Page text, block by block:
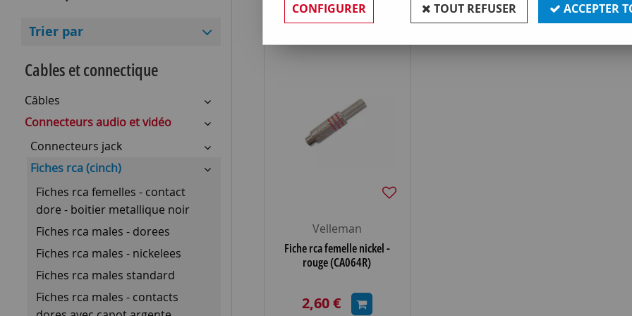
Trier par
Cables et connectique
Câbles
Connecteurs audio et vidéo
Connecteurs jack
Fiches rca (cinch)
Fiches rca femelles - contact
dore - boitier metallique noir
Fiches rca males - dorees
Fiches rca males - nickelees
Fiches rca males standard
Fiches rca males - contacts
Velleman
Fiche rca femelle nickel -
rouge (CA064R)
2,60 €
CONFIGURER TOUT REFUSER ACCEPTER